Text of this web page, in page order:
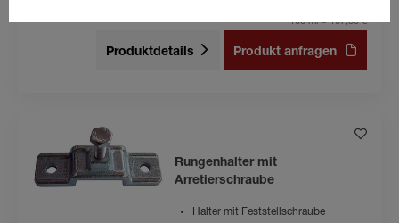
100 ml = 107,50 €
Produktdetails Produkt anfragen
Rungenhalter mit
Arretierschraube
Halter mit Feststellschraube